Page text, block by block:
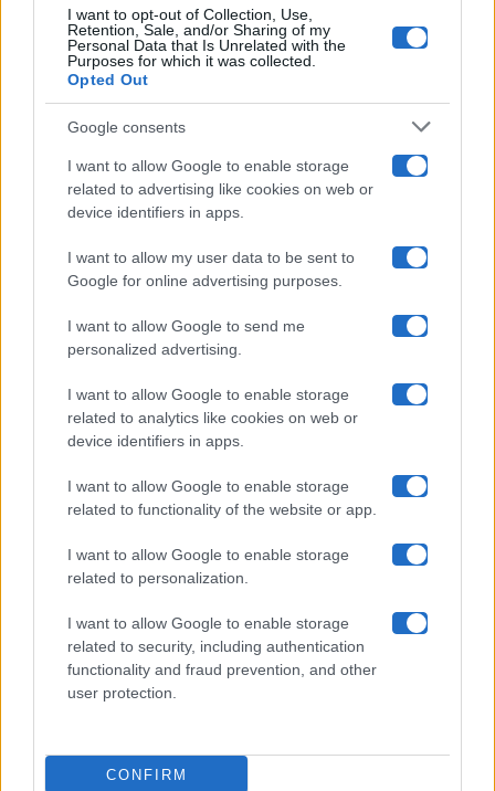
I want to opt-out of Collection, Use,
Retention, Sale, and/or Sharing of my
Personal Data that Is Unrelated with the
Purposes for which it was collected.
Opted Out
Google consents
I want to allow Google to enable storage
related to advertising like cookies on web or
device identifiers in apps.
I want to allow my user data to be sent to
Google for online advertising purposes.
I want to allow Google to send me
personalized advertising.
I want to allow Google to enable storage
related to analytics like cookies on web or
device identifiers in apps.
I want to allow Google to enable storage
related to functionality of the website or app.
I want to allow Google to enable storage
related to personalization.
I want to allow Google to enable storage
related to security, including authentication
functionality and fraud prevention, and other
user protection.
CONFIRM
Grande Fratello
Isola Dei Famosi
Uomini E Donne
Maste S.r.l.
Chi siamo
Collabora con noi
Contatti
Privacy Policy
Cookie Policy
Preferenze Privacy- Riproduzione riservata - Photo
Credits: Le immagini presenti in questo sito sono di